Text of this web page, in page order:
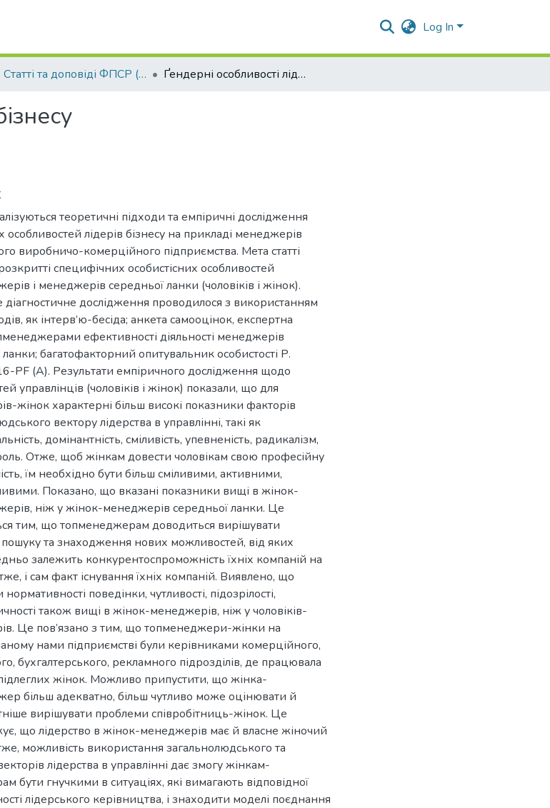
Log In
Статті та доповіді ФПСР (Психологічні науки) Ґендерні особливості лідерів бізнесу
теоретичні підходи та емпіричні дослідження
особливостей лідерів бізнесу на прикладі менеджерів
виробничо-комерційного підприємства. Мета статті
специфічних особистісних особливостей
і менеджерів середньої ланки (чоловіків і жінок).
діагностичне дослідження проводилося з використанням
як інтерв’ю-бесіда; анкета самооцінок, експертна
ефективності діяльності менеджерів
багатофакторний опитувальник особистості Р.
PF (A). Результати емпіричного дослідження щодо
управлінців (чоловіків і жінок) показали, що для
жінок характерні більш високі показники факторів
вектору лідерства в управлінні, такі як
домінантність, сміливість, упевненість, радикалізм,
Отже, щоб жінкам довести чоловікам свою професійну
їм необхідно бути більш сміливими, активними,
Показано, що вказані показники вищі в жінок-
ніж у жінок-менеджерів середньої ланки. Це
тим, що топменеджерам доводиться вирішувати
та знаходження нових можливостей, від яких
залежить конкурентоспроможність їхніх компаній на
і сам факт існування їхніх компаній. Виявлено, що
поведінки, чутливості, підозрілості,
також вищі в жінок-менеджерів, ніж у чоловіків-
Це пов’язано з тим, що топменеджери-жінки на
нами підприємстві були керівниками комерційного,
бухгалтерського, рекламного підрозділів, де працювала
підлеглих жінок. Можливо припустити, що жінка-
більш адекватно, більш чутливо може оцінювати й
вирішувати проблеми співробітниць-жінок. Це
що лідерство в жінок-менеджерів має й власне жіночий
можливість використання загальнолюдського та
лідерства в управлінні дає змогу жінкам-
бути гнучкими в ситуаціях, які вимагають відповідної
лідерського керівництва, і знаходити моделі поєднання